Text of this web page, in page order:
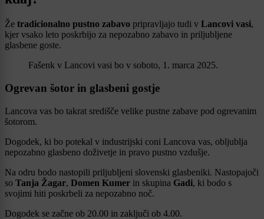
Že tradicionalno pustno zabavo pripravljajo tudi v Lancovi vasi,
kjer vsako leto poskrbijo za nepozabno zabavo in priljubljene
glasbene goste.
Fašenk v Lancovi vasi bo v soboto, 1. marca 2025.
Ogrevan šotor in glasbeni gostje
Lancova vas bo takrat središče velike pustne zabave pod ogrevanim
šotorom.
Dogodek, ki bo potekal v industrijski coni Lancova vas, obljublja
nepozabno glasbeno doživetje in pravo pustno vzdušje.
Na odru bodo nastopili priljubljeni slovenski glasbeniki. Nastopajoči
so Tanja Žagar, Domen Kumer in skupina Gadi, ki bodo s
svojimi hiti poskrbeli za nepozabno noč.
Dogodek se začne ob 20.00 in zaključi ob 4.00.